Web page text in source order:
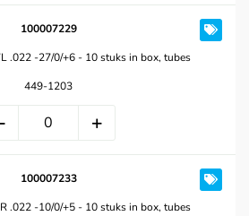
100007229
.022 -27/0/+6 - 10 stuks in box, tubes
449-1203
100007233
.022 -10/0/+5 - 10 stuks in box, tubes